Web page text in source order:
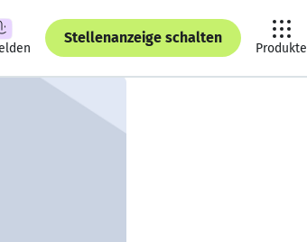
Stellenanzeige schalten
Produkte